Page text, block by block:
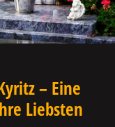
– Eine
Liebsten